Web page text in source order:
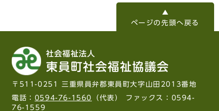
ページの先頭へ戻る
〒511-0251 三重県員弁郡東員町大字山田2013番地
電話： 0594-76-1560
（代表） ファックス：0594-
76-1559